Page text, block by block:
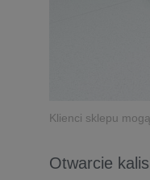
Klienci sklepu
Otwarcie